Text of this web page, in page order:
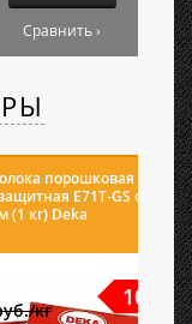
Сравнить ›
порошковая
E71T-GS ф
(1 кг) Deka
10%
кг